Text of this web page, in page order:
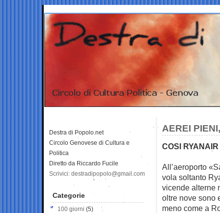
AEREI
COSI
All’aeroporto
vola soltanto
vicende alterne
oltre nove sono
meno come a
Destra di Popolo.net
Circolo Genovese di Cultura e
Politica
Diretto da Riccardo Fucile
Scrivici: destradipopolo@gmail.com
Categorie
100 giorni (5)